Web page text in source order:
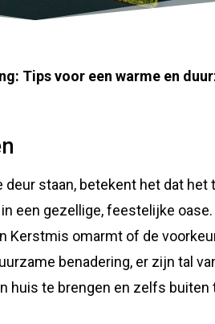
Tips voor een warme en
staan, betekent het dat het
een gezellige, feestelijke
Kerstmis omarmt of de
benadering, er zijn tal
huis te brengen en zelfs buiten